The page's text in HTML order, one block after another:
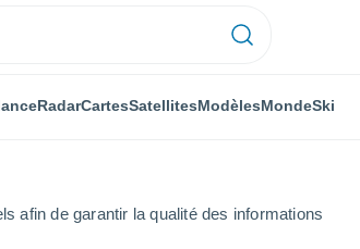
afin de garantir la qualité des informations
RadarCartesSatellitesModèlesMondeSki